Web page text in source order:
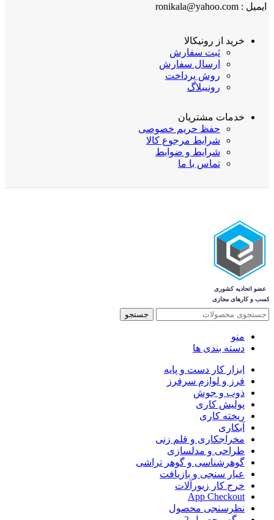
ایمیل : ronikala@yahoo.com
خرید از رونیکالا
ثبت سفارش
ارسال سفارش
روش پرداخت
رونیبلاگ
خدمات مشتریان
حفظ حریم خصوصی
شرایط مرجوع کالا
شرایط و ضوابط
تماس با ما
جستجو
منو
دسته بندی ها
ابزار کار دست و پایه
فرز و لوازم سرفرز
ذوب و جوش
پولیش کاری
ریخته کاری
آبکاری
مخراجکاری و قلم زنی
طراحی و مدلسازی
گوهرشناسی و گوهر تراشی
عیار سنجی و بازیافت
خرج کار زیورآلات
App Checkout
نظرسنجی محصول